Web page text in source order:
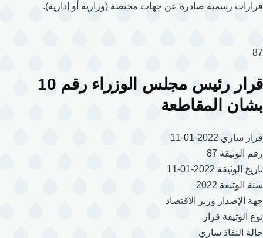
قرارات رسمية صادرة عن جهات مختصة (وزارية أو إدارية).
87
قرار رئيس مجلس الوزراء رقم 10
بشان المقاطعة
قرار ساري 2022-01-11
رقم الوثيقة 87
تاريخ الوثيقة 2022-01-11
سنة الوثيقة 2022
جهة الإصدار وزير الاقتصاد
نوع الوثيقة قرار
حالة النفاذ ساري